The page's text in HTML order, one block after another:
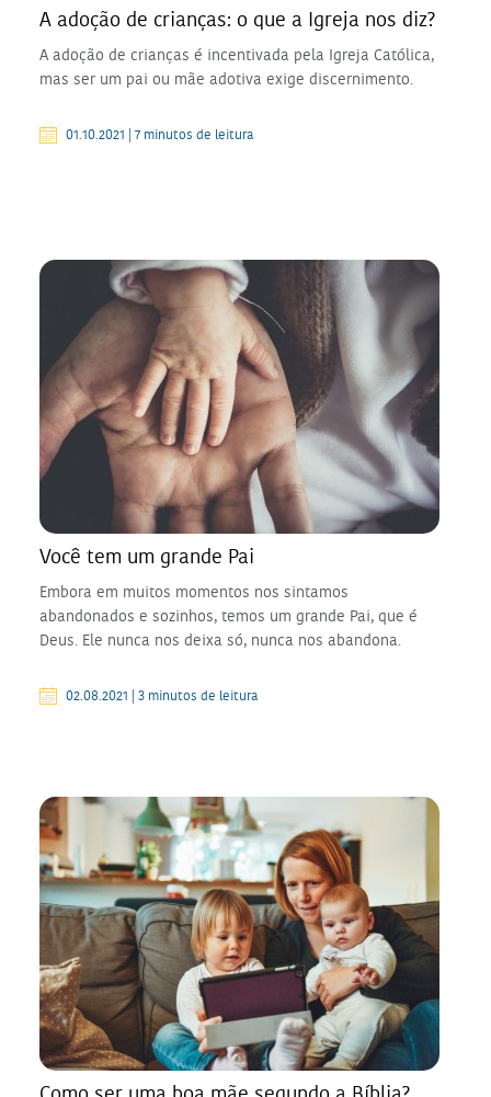
A adoção de crianças: o que a Igreja nos diz?
A adoção de crianças é incentivada pela Igreja Católica,
mas ser um pai ou mãe adotiva exige discernimento.
01.10.2021 | 7 minutos de leitura
Você tem um grande Pai
Embora em muitos momentos nos sintamos
abandonados e sozinhos, temos um grande Pai, que é
Deus. Ele nunca nos deixa só, nunca nos abandona.
02.08.2021 | 3 minutos de leitura